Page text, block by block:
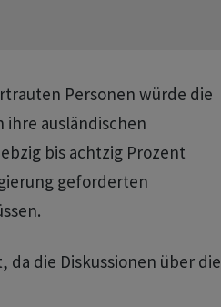
Personen würde die
ihre ausländischen
bis achtzig Prozent
geforderten
da die Diskussionen über die